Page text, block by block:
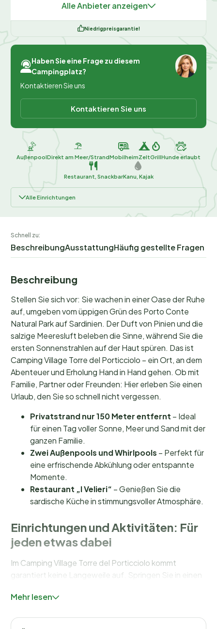
Alle Anbieter anzeigen
Niedrigpreisgarantie!
Haben Sie eine Frage zu diesem
Campingplatz?
Kontaktieren Sie uns
Kontaktieren Sie uns
AußenpoolDirekt am Meer/StrandMobilheimZeltGrillHunde erlaubt
Restaurant, SnackbarKanu, Kajak
Alle Einrichtungen
Schnell zu:
BeschreibungAusstattungHäufig gestellte Fragen
Beschreibung
Stellen Sie sich vor: Sie wachen in einer Oase der Ruhe
auf, umgeben vom üppigen Grün des Porto Conte
Natural Park auf Sardinien. Der Duft von Pinien und die
salzige Meeresluft beleben die Sinne, während Sie die
ersten Sonnenstrahlen auf der Haut spüren. Das ist
Camping Village Torre del Porticciolo – ein Ort, an dem
Abenteuer und Erholung Hand in Hand gehen. Ob mit
Familie, Partner oder Freunden: Hier erleben Sie einen
Urlaub, den Sie so schnell nicht vergessen.
Privatstrand nur 150 Meter entfernt – Ideal
für einen Tag voller Sonne, Meer und Sand mit der
ganzen Familie.
Zwei Außenpools und Whirlpools – Perfekt für
eine erfrischende Abkühlung oder entspannte
Momente.
Restaurant „I Velieri“ – Genießen Sie die
sardische Küche in stimmungsvoller Atmosphäre.
Einrichtungen und Aktivitäten: Für
jeden etwas dabei
Im Camping Village Torre del Porticciolo kommt
garantiert keine Langeweile auf. Springen Sie in einen
Whirlpools, während die Kinder vom Animationsteam
zahlreiche Möglichkeiten: von
Mehr lesen